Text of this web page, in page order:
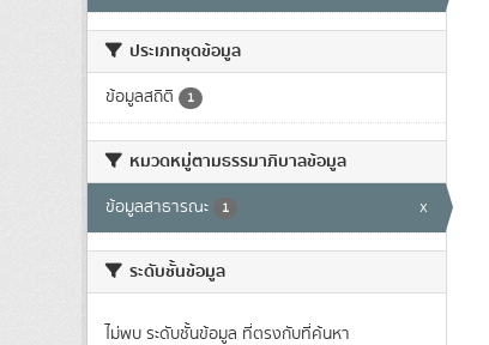
ประเภทชุดข้อมูล
ข้อมูลสถิติ 1
หมวดหมู่ตามธรรมาภิบาลข้อมูล
ข้อมูลสาธารณะ 1 x
ระดับชั้นข้อมูล
ไม่พบ ระดับชั้นข้อมูล ที่ตรงกับที่ค้นหา